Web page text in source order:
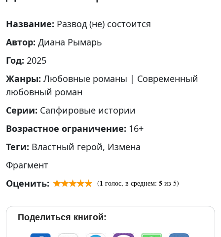
Название: Развод (не) состоится
Автор: Диана Рымарь
Год: 2025
Жанры: Любовные романы | Современный
любовный роман
Серии: Сапфировые истории
Возрастное ограничение: 16+
Теги: Властный герой, Измена
Фрагмент
Оценить:
(1 голос, в среднем: 5 из 5)
Поделиться книгой: